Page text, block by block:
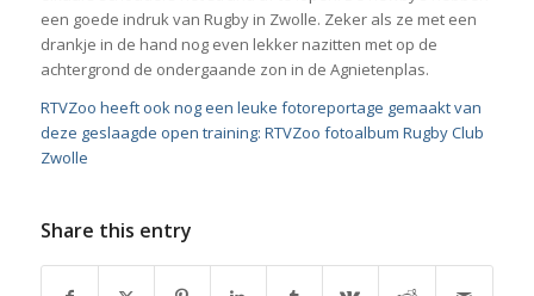
een goede indruk van Rugby in Zwolle. Zeker als ze met een
drankje in de hand nog even lekker nazitten met op de
achtergrond de ondergaande zon in de Agnietenplas.
RTVZoo heeft ook nog een leuke fotoreportage gemaakt van
deze geslaagde open training: RTVZoo fotoalbum Rugby Club
Zwolle
Share this entry